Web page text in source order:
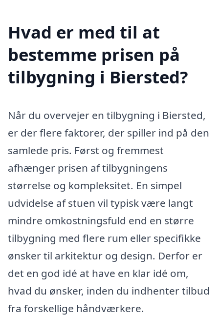
Hvad er med til at
bestemme prisen på
tilbygning i Biersted?
Når du overvejer en tilbygning i Biersted,
er der flere faktorer, der spiller ind på den
samlede pris. Først og fremmest
afhænger prisen af tilbygningens
størrelse og kompleksitet. En simpel
udvidelse af stuen vil typisk være langt
mindre omkostningsfuld end en større
tilbygning med flere rum eller specifikke
ønsker til arkitektur og design. Derfor er
det en god idé at have en klar idé om,
hvad du ønsker, inden du indhenter tilbud
fra forskellige håndværkere.